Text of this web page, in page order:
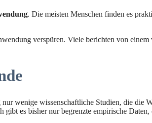
. Die meisten Menschen finden es
verspüren. Viele berichten von
wenige wissenschaftliche Studien, die die
es bisher nur begrenzte empirische Daten,